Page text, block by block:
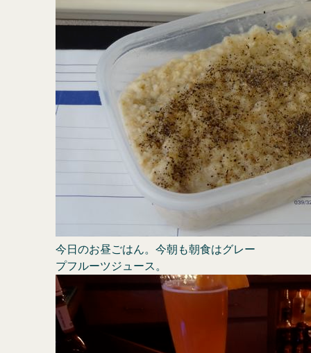
今日のお昼ごはん。今朝も朝食はグレー
プフルーツジュース。